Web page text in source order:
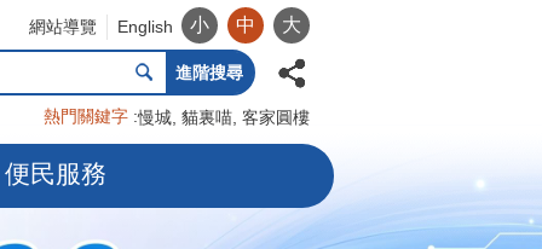
網站導覽 English 小 中 大
進階搜尋
熱門關鍵字 慢城 貓裏喵 客家圓樓
便民服務